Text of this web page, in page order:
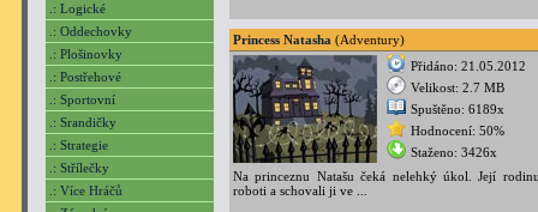
.: Logické
.: Oddechovky
.: Plošinovky
.: Postřehové
.: Sportovní
.: Srandičky
.: Strategie
.: Střílečky
.: Více Hráčů
Princess Natasha (Adventury)
Přidáno: 21.05.2012
Velikost: 2.7 MB
Spuštěno: 6189x
Hodnocení: 50%
Staženo: 3426x
Na princeznu Natašu čeká nelehký úkol. Její
roboti a schovali ji ve ...